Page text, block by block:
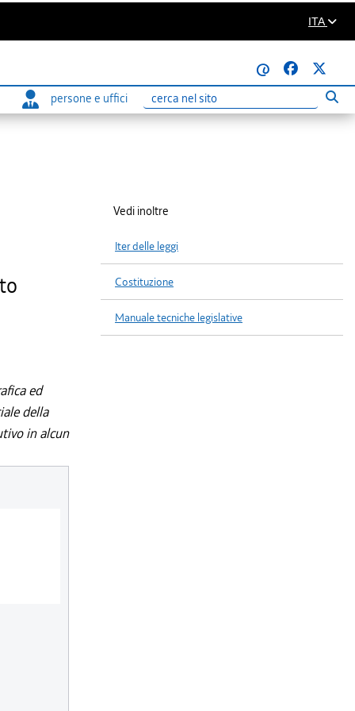
ITA
@
persone e uffici
Ricerca
ed
della
in alcun
Vedi inoltre
Iter delle leggi
Costituzione
Manuale tecniche legislative